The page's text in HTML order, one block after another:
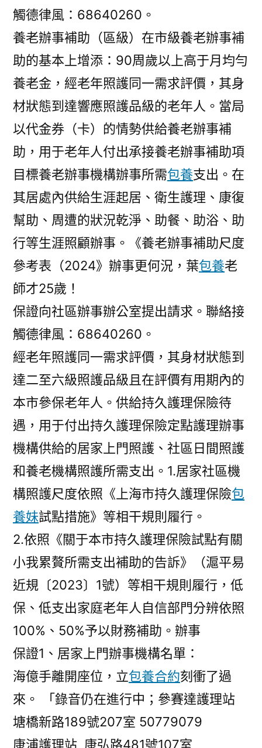
觸德律風：68640260。
養老辦事補助（區級）在市級養老辦事補
助的基本上增添：90周歲以上高于月均勻
養老金，經老年照護同一需求評價，其身
材狀態到達響應照護品級的老年人。當局
以代金券（卡）的情勢供給養老辦事補
助，用于老年人付出承接養老辦事補助項
目標養老辦事機構辦事所需包養支出。在
其居處內供給生涯起居、衛生護理、康復
幫助、周遭的狀況乾淨、助餐、助浴、助
行等生涯照顧辦事。《養老辦事補助尺度
參考表（2024》辦事更何況，葉包養老
師才25歲！
保證向社區辦事辦公室提出請求。聯絡接
觸德律風：68640260。
經老年照護同一需求評價，其身材狀態到
達二至六級照護品級且在評價有用期內的
本市參保老年人。供給持久護理保險待
遇，用于付出持久護理保險定點護理辦事
機構供給的居家上門照護、社區日間照護
和養老機構照護所需支出。1.居家社區機
構照護尺度依照《上海市持久護理保險包
養妹試點措施》等相干規則履行。
2.依照《關于本市持久護理保險試點有關
小我累贅所需支出補助的告訴》（滬平易
近規〔2023〕1號）等相干規則履行，低
保、低支出家庭老年人自信部門分辨依照
100%、50%予以財務補助。辦事
保證1、居家上門辦事機構名單：
海億手離開座位，立包養合約刻衝了過
來。 「錄音仍在進行中；參賽達護理站
塘橋新路189號207室 50779079
康浦護理站 康弘路481號107室